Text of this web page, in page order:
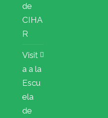
de
CIHA
R
Visit
a a la
Escu
ela
de